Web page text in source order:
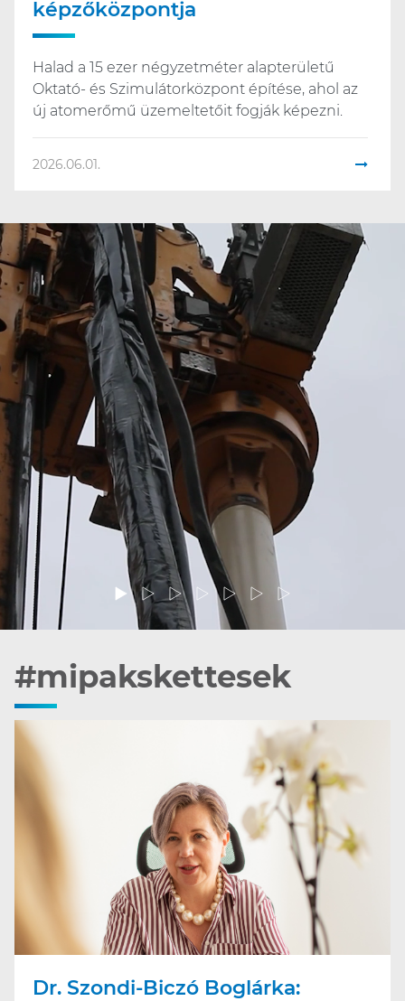
képzőközpontja
Halad a 15 ezer négyzetméter alapterületű
Oktató- és Szimulátorközpont építése, ahol az
új atomerőmű üzemeltetőit fogják képezni.
2026.06.01.
#mipakskettesek
Dr. Szondi-Biczó Boglárka: